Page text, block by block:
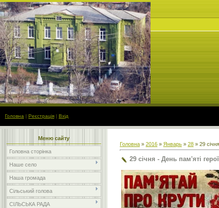
Головна | Реєстрація | Вхід
Меню сайту
Головна сторінка
Наше село
Наша громада
Сільський голова
СІЛЬСЬКА РАДА
Головна » 2016 » Январь » 28 » 29
29 січня - День пам'яті